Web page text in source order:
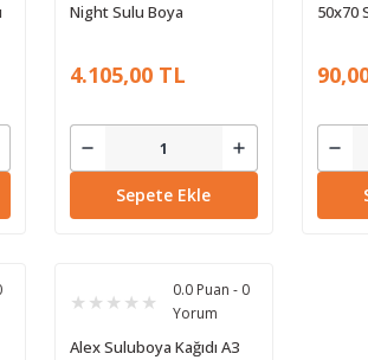
Night Sulu Boya
4.105,00 TL
Sepete Ekle
50x70
0.0 Puan - 0
Yorum
Alex Suluboya Kağıdı A3